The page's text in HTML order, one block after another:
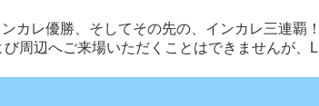
カレ優勝、そしてその先の、インカレ三連覇！
周辺へご来場いただくことはできませんが、